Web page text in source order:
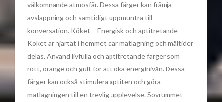
välkomnande atmosfär. Dessa färger kan främja
avslappning och samtidigt uppmuntra till
konversation. Köket – Energisk och aptitretande
Köket är hjärtat i hemmet där matlagning och måltider
delas. Använd livfulla och aptitretande färger som
rött, orange och gult för att öka energinivån. Dessa
färger kan också stimulera aptiten och göra
matlagningen till en trevlig upplevelse. Sovrummet –